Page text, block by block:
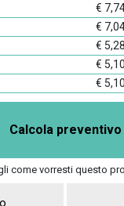
€
€
€ 5,28
€ 5,10
€ 5,10
Calcola preventivo
come vorresti questo